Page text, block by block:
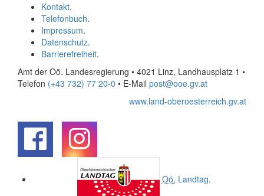
Kontakt.
Telefonbuch.
Impressum.
Datenschutz.
Barrierefreiheit.
Amt der Oö. Landesregierung • 4021 Linz, Landhausplatz 1 •
Telefon (+43 732) 77 20-0 • E-Mail post@ooe.gv.at
www.land-oberoesterreich.gv.at
Oö. Landtag.